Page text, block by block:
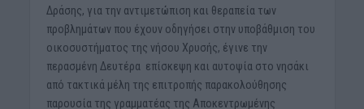
Δράσης, για την αντιμετώπιση και θεραπεία των
προβλημάτων που έχουν οδηγήσει στην υποβάθμιση του
οικοσυστήματος της νήσου Χρυσής, έγινε την
περασμένη Δευτέρα επίσκεψη και αυτοψία στο νησάκι
από τακτικά μέλη της επιτροπής παρακολούθησης
παρουσία της γραμματέας της Αποκεντρωμένης